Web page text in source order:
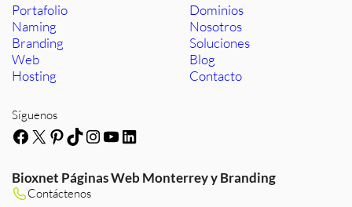
Portafolio
Naming
Branding
Web
Hosting
Dominios
Nosotros
Soluciones
Blog
Contacto
Síguenos
Facebook
X Pinterest
TikTok
Instagram
YouTube
LinkedIn
Bioxnet Páginas Web Monterrey y Branding
Contáctenos